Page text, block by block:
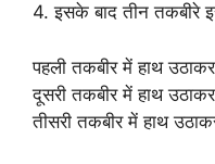
4. इसके बाद तीन तकबीरे
पहली तकबीर में हाथ
दूसरी तकबीर में हाथ
तीसरी तकबीर में हाथ